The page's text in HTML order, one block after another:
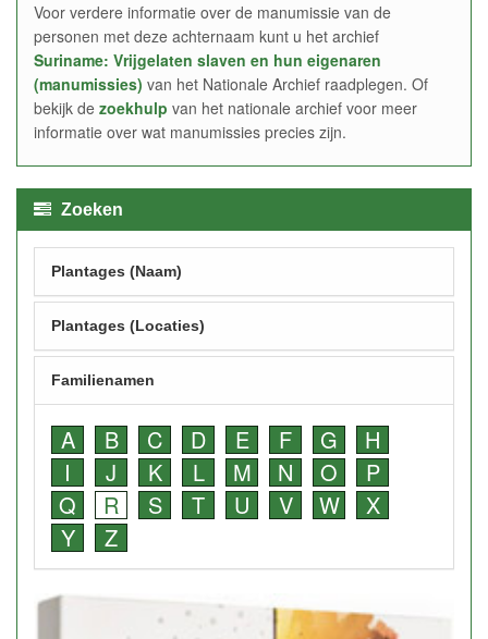
Voor verdere informatie over de manumissie van de
personen met deze achternaam kunt u het archief
Suriname: Vrijgelaten slaven en hun eigenaren
(manumissies) van het Nationale Archief raadplegen. Of
bekijk de zoekhulp van het nationale archief voor meer
informatie over wat manumissies precies zijn.
Zoeken
Plantages (Naam)
Plantages (Locaties)
Familienamen
A B C D E F G
H
I
J K L M N O
P
Q
R S T U V W
X
Y
Z